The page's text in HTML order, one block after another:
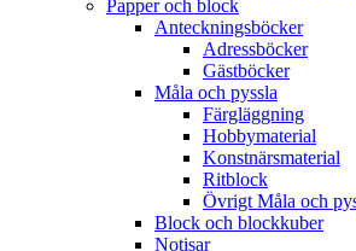
Papper och block
Anteckningsböcker
Adressböcker
Gästböcker
Måla och pyssla
Färgläggning
Hobbymaterial
Konstnärsmaterial
Ritblock
Övrigt Måla och
Block och blockkuber
Notisar